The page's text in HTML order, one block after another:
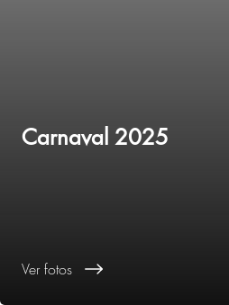
Ver fotos
Carnaval 2025